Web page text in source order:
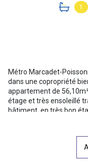
1
Métro Marcadet-
dans une copropriété
appartement de
étage et très ensoleillé
bâtiment, en très bon
(pouvant être
avec dressing, salle
cave. ~Option possible